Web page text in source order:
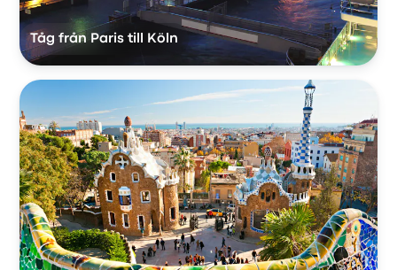
Tåg från Paris till Köln